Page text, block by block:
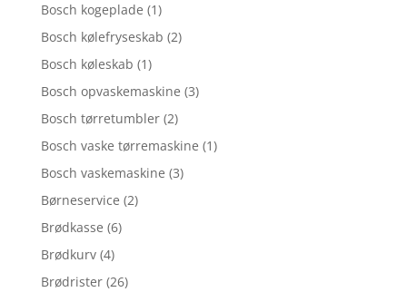
Bosch kogeplade (1)
Bosch kølefryseskab (2)
Bosch køleskab (1)
Bosch opvaskemaskine (3)
Bosch tørretumbler (2)
Bosch vaske tørremaskine (1)
Bosch vaskemaskine (3)
Børneservice (2)
Brødkasse (6)
Brødkurv (4)
Brødrister (26)